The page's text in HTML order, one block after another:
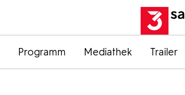
Programm Mediathek Trailer